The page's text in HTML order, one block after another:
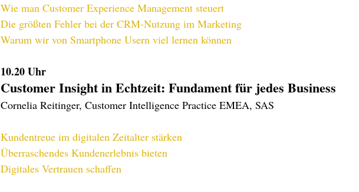
Wie man Customer Experience Management steuert
Die größten Fehler bei der CRM-Nutzung im Marketing
Warum wir von Smartphone Usern viel lernen können
10.20 Uhr
Customer Insight in Echtzeit: Fundament für jedes Business
Cornelia Reitinger, Customer Intelligence Practice EMEA, SAS
Kundentreue im digitalen Zeitalter stärken
Überraschendes Kundenerlebnis bieten
Digitales Vertrauen schaffen